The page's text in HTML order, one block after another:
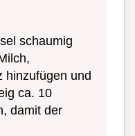
schaumig
hinzufügen und
ca. 10
damit der